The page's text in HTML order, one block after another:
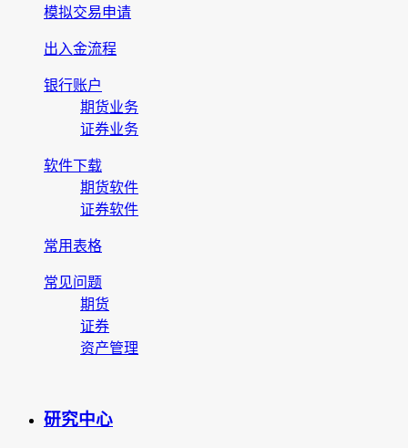
模拟交易申请
出入金流程
银行账户
期货业务
证券业务
软件下载
期货软件
证券软件
常用表格
常见问题
期货
证券
资产管理
研究中心